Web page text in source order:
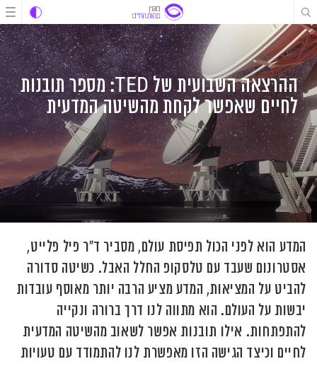
דלג
לתוכן
דלג
לתוכן
דלג
לניווט
ההרצאה השבועית של TED: מספר תובנות
לחיים שאפשר לקחת מהשיטה המדעית
המדע הוא לפני הכול תפיסת עולם, מסביר ד"ר פיל פלייט,
אסטרונום שעבד עם טלסקופ החלל האבל. כשיטה סדורה
להביט על המציאות, המדע מציע הרבה יותר מאוסף עובדות
יבשות על העולם. הוא מתווה לנו דרך ברורה ונקייה
להתפתחות. אילו תובנות אפשר לשאוב מהשיטה המדעית
לחיים וכיצד הגישה הזו מאפשרת לנו להתמודד עם טעויות